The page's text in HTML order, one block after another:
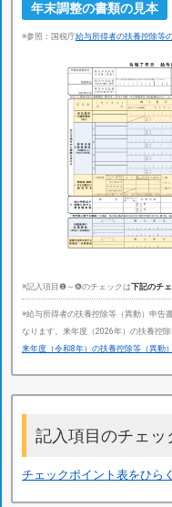
年末調整の書類の見本
※参照：国税庁給与所得者の扶養控除等
※記入項目❶～❻のチェックは下記のチ
※給与所得者の扶養控除等（異動）申告
なります。来年度（2026年）の扶養控
来年度（令和8年）の扶養控除等（異動
記入項目のチェッ
チェックポイント表をひらく